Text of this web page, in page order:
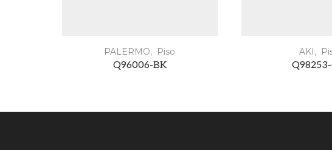
PALERMO, Piso
Q96006-BK
AKI,